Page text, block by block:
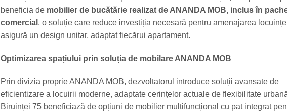
beneficia de mobilier de bucătărie realizat de ANANDA MOB, inclus în
comercial , o soluție care reduce investiția necesară pentru amenajarea
asigură un design unitar, adaptat fiecărui apartament.
Optimizarea spațiului prin soluția de mobilare ANANDA MOB
Prin divizia proprie ANANDA MOB, dezvoltatorul introduce soluții avansate de
eficientizare a locuirii moderne, adaptate cerințelor actuale de flexibilitate
Biruinței 75 beneficiază de opțiuni de mobilier multifuncțional cu pat integrat